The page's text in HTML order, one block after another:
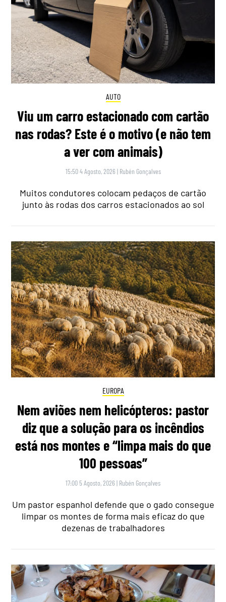
AUTO
Viu um carro estacionado com cartão
nas rodas? Este é o motivo (e não tem
a ver com animais)
15:50 4 Agosto, 2026 | Rubén Gonçalves
Muitos condutores colocam pedaços de cartão
junto às rodas dos carros estacionados ao sol
EUROPA
Nem aviões nem helicópteros: pastor
diz que a solução para os incêndios
está nos montes e “limpa mais do que
100 pessoas”
17:00 5 Agosto, 2026 | Rubén Gonçalves
Um pastor espanhol defende que o gado consegue
limpar os montes de forma mais eficaz do que
dezenas de trabalhadores